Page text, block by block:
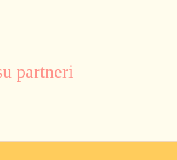
partneri